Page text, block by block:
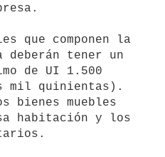
deberán tener un
de UI 1.500
mil quinientas).
bienes muebles
habitación y los